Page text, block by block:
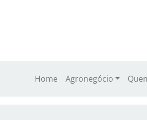
Home Agronegócio